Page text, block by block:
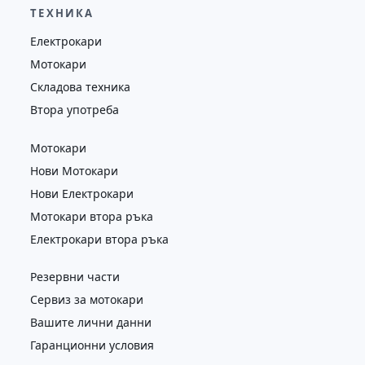
ТЕХНИКА
Електрокари
Мотокари
Складова техника
Втора употреба
Мотокари
Нови Мотокари
Нови Електрокари
Мотокари втора ръка
Електрокари втора ръка
Резервни части
Сервиз за мотокари
Вашите лични данни
Гаранционни условия